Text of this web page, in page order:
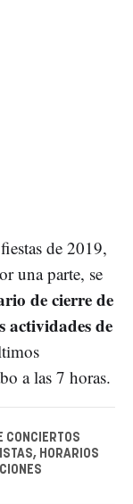
de 2019,
una parte, se
de cierre de
actividades de
a las 7 horas.
CONCIERTOS
HORARIOS